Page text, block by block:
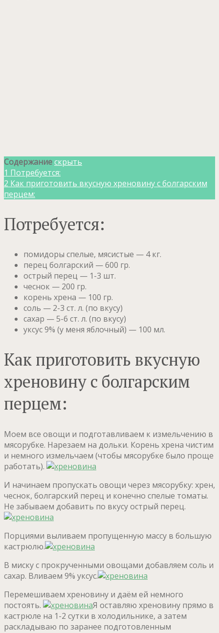
Содержаниескрыть
1 Потребуется:
2 Как приготовить вкусную хреновину с болгарским
перцем:
Потребуется:
помидоры спелые, мясистые — 4 кг.
перец болгарский — 600 гр.
острый перец — 1-3 шт.
чеснок — 200 гр.
корень хрена — 100 гр.
соль — 2-3 ст. л. (по вкусу)
сахар — 5-6 ст. л. (по вкусу)
уксус 9% (у меня яблочный) — 100 мл.
Как приготовить вкусную
хреновину с болгарским
перцем:
Моем все овощи и подготавливаем к измельчению в
мясорубке. Нарезаем на дольки. Корень хрена чистим
и немного измельчаем (чтобы мясорубке было проще
работать).
И начинаем пропускать овощи через мясорубку: хрен,
чеснок, болгарский перец и конечно спелые томаты.
Не забываем добавить по вкусу острый перец.
Порциями выливаем пропущенную массу в большую
кастрюлю.
В миску с прокрученными овощами добавляем соль и
сахар. Вливаем 9% уксус.
Перемешиваем хреновину и даём ей немного
постоять.
Я оставляю хреновину прямо в
кастрюле на 1-2 сутки в холодильнике, а затем
раскладываю по заранее подготовленным